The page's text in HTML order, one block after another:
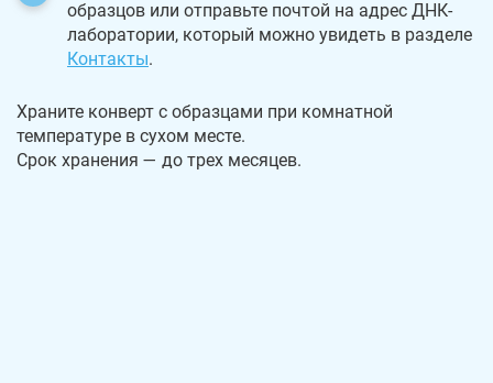
образцов или отправьте почтой на адрес ДНК-
лаборатории, который можно увидеть в разделе
Контакты.
Храните конверт с образцами при комнатной
температуре в сухом месте.
Срок хранения — до трех месяцев.